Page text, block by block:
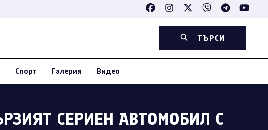
ТЪРСИ
Спорт Галерия Видео
СЕРИЕН АВТОМОБИЛ С